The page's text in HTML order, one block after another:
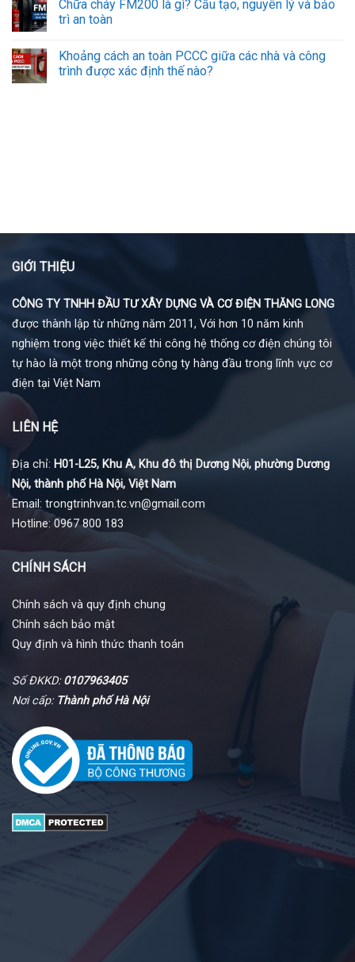
Chữa cháy FM200 là gì? Cấu tạo, nguyên lý và bảo
trì an toàn
Khoảng cách an toàn PCCC giữa các nhà và công
trình được xác định thế nào?
GIỚI THIỆU
CÔNG TY TNHH ĐẦU TƯ XÂY DỰNG VÀ CƠ ĐIỆN THĂNG LONG
được thành lập từ những năm 2011, Với hơn 10 năm kinh
nghiệm trong việc thiết kế thi công hệ thống cơ điện chúng tôi
tự hào là một trong những công ty hàng đầu trong lĩnh vực cơ
điện tại Việt Nam
LIÊN HỆ
Địa chỉ: H01-L25, Khu A, Khu đô thị Dương Nội, phường Dương
Nội, thành phố Hà Nội, Việt Nam
Email: trongtrinhvan.tc.vn@gmail.com
Hotline: 0967 800 183
CHÍNH SÁCH
Chính sách và quy định chung
Chính sách bảo mật
Quy định và hình thức thanh toán
Số ĐKKD:0107963405
Nơi cấp: Thành phố Hà Nội